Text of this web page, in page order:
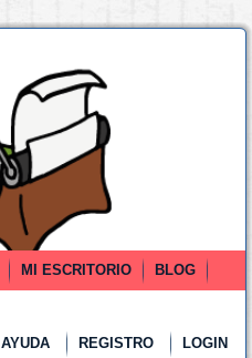
MI ESCRITORIO
BLOG
AYUDA REGISTRO LOGIN